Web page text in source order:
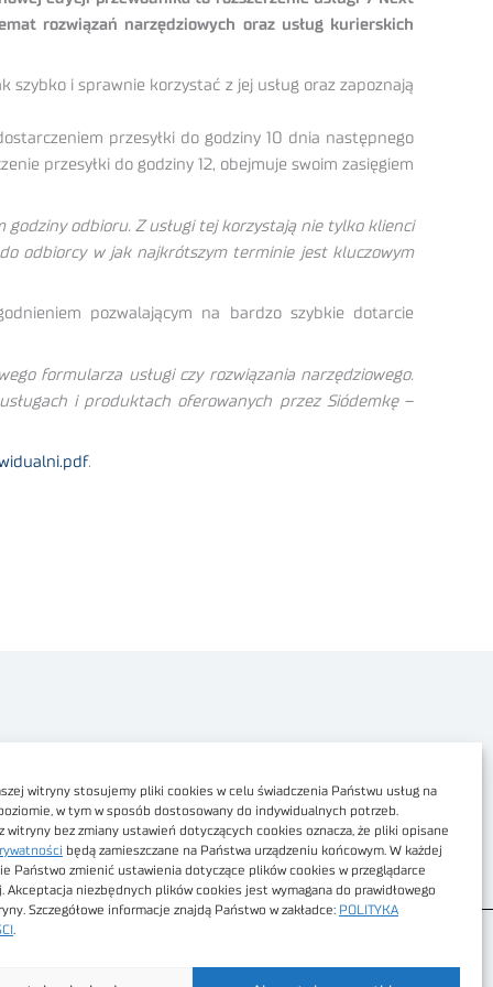
witryny stosujemy pliki cookies w celu świadczenia Państwu usług na
w tym w sposób dostosowany do indywidualnych potrzeb.
witryny bez zmiany ustawień dotyczących cookies oznacza, że pliki opisane
będą zamieszczane na Państwa urządzeniu końcowym. W każdej
Państwo zmienić ustawienia dotyczące plików cookies w przeglądarce
Akceptacja niezbędnych plików cookies jest wymagana do prawidłowego
Szczegółowe informacje znajdą Państwo w zakładce: POLITYKA
rozwiązań narzędziowych oraz usług kurierskich
i sprawnie korzystać z jej usług oraz zapoznają
przesyłki do godziny 10 dnia następnego
przesyłki do godziny 12, obejmuje swoim zasięgiem
odbioru. Z usługi tej korzystają nie tylko klienci
odbiorcy w jak najkrótszym terminie jest kluczowym
pozwalającym na bardzo szybkie dotarcie
formularza usługi czy rozwiązania narzędziowego.
i produktach oferowanych przez Siódemkę–
.
Dostępność cyfrowa
Regulamin Portalu
Regulamin sklepu